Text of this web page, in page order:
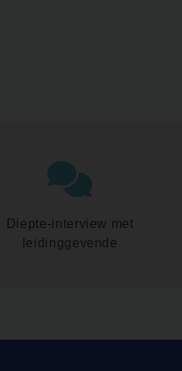
Diepte-interview met
leidinggevende